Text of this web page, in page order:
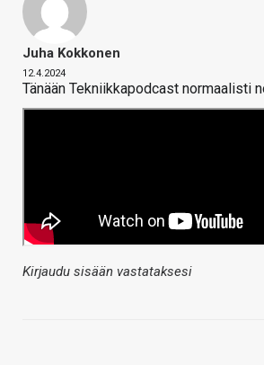
Juha Kokkonen
12.4.2024
Tänään Tekniikkapodcast normaalisti
Kirjaudu sisään vastataksesi